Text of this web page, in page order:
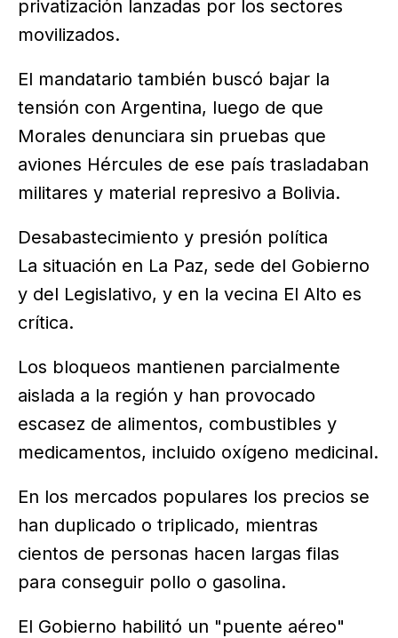
privatización lanzadas por los sectores
movilizados.
El mandatario también buscó bajar la
tensión con Argentina, luego de que
Morales denunciara sin pruebas que
aviones Hércules de ese país trasladaban
militares y material represivo a Bolivia.
Desabastecimiento y presión política
La situación en La Paz, sede del Gobierno
y del Legislativo, y en la vecina El Alto es
crítica.
Los bloqueos mantienen parcialmente
aislada a la región y han provocado
escasez de alimentos, combustibles y
medicamentos, incluido oxígeno medicinal.
En los mercados populares los precios se
han duplicado o triplicado, mientras
cientos de personas hacen largas filas
para conseguir pollo o gasolina.
El Gobierno habilitó un "puente aéreo"